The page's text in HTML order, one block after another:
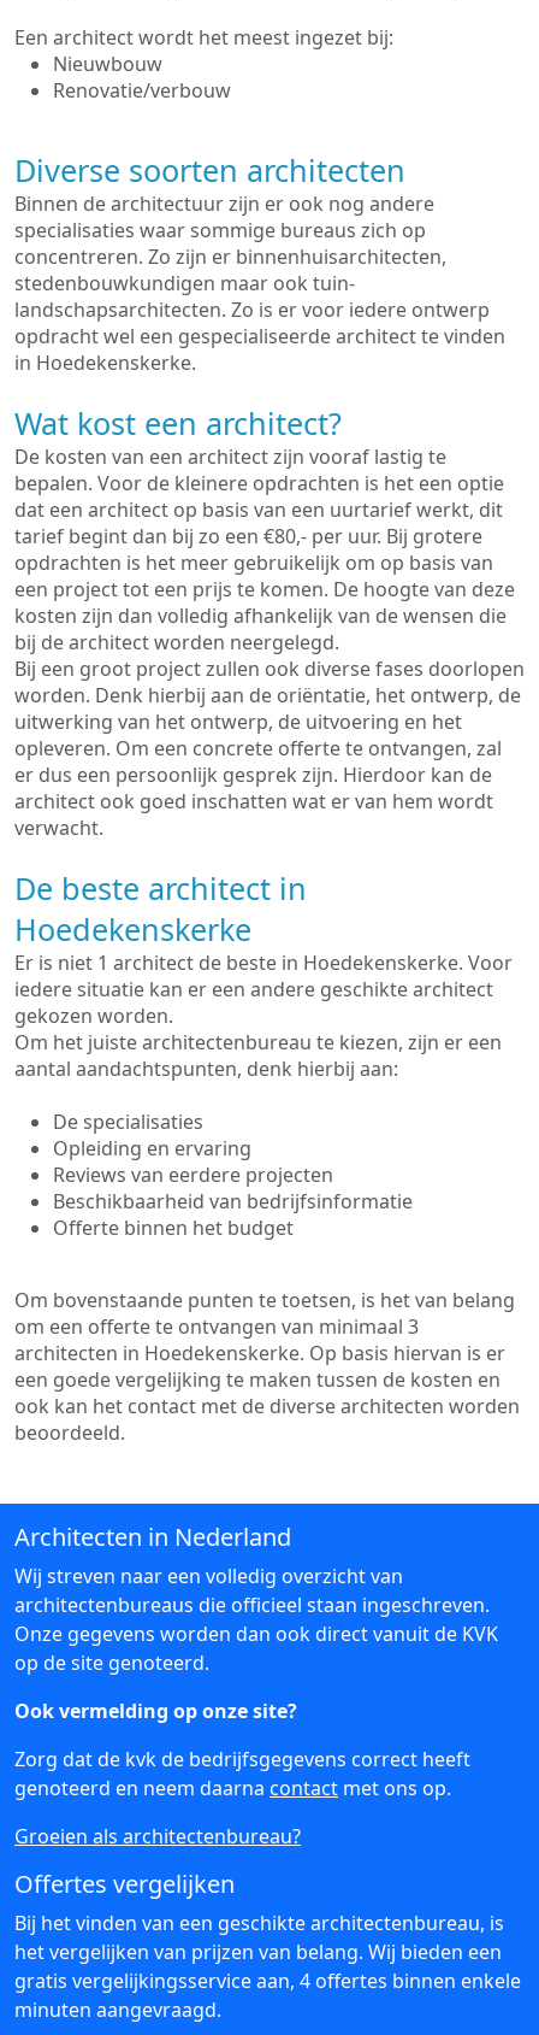
Een architect wordt het meest ingezet bij:
Nieuwbouw
Renovatie/verbouw
Diverse soorten architecten
Binnen de architectuur zijn er ook nog andere
specialisaties waar sommige bureaus zich op
concentreren. Zo zijn er binnenhuisarchitecten,
stedenbouwkundigen maar ook tuin-
landschapsarchitecten. Zo is er voor iedere ontwerp
opdracht wel een gespecialiseerde architect te vinden
in Hoedekenskerke.
Wat kost een architect?
De kosten van een architect zijn vooraf lastig te
bepalen. Voor de kleinere opdrachten is het een optie
dat een architect op basis van een uurtarief werkt, dit
tarief begint dan bij zo een €80,- per uur. Bij grotere
opdrachten is het meer gebruikelijk om op basis van
een project tot een prijs te komen. De hoogte van deze
kosten zijn dan volledig afhankelijk van de wensen die
bij de architect worden neergelegd.
Bij een groot project zullen ook diverse fases doorlopen
worden. Denk hierbij aan de oriëntatie, het ontwerp, de
uitwerking van het ontwerp, de uitvoering en het
opleveren. Om een concrete offerte te ontvangen, zal
er dus een persoonlijk gesprek zijn. Hierdoor kan de
architect ook goed inschatten wat er van hem wordt
verwacht.
De beste architect in
Hoedekenskerke
Er is niet 1 architect de beste in Hoedekenskerke. Voor
iedere situatie kan er een andere geschikte architect
gekozen worden.
Om het juiste architectenbureau te kiezen, zijn er een
aantal aandachtspunten, denk hierbij aan:
De specialisaties
Opleiding en ervaring
Reviews van eerdere projecten
Beschikbaarheid van bedrijfsinformatie
Offerte binnen het budget
Om bovenstaande punten te toetsen, is het van belang
om een offerte te ontvangen van minimaal 3
architecten in Hoedekenskerke. Op basis hiervan is er
een goede vergelijking te maken tussen de kosten en
ook kan het contact met de diverse architecten worden
beoordeeld.
Architecten in Nederland
Wij streven naar een volledig overzicht van
architectenbureaus die officieel staan ingeschreven.
Onze gegevens worden dan ook direct vanuit de KVK
op de site genoteerd.
Ook vermelding op onze site?
Zorg dat de kvk de bedrijfsgegevens correct heeft
genoteerd en neem daarna contact met ons op.
Groeien als architectenbureau?
Offertes vergelijken
Bij het vinden van een geschikte architectenbureau, is
het vergelijken van prijzen van belang. Wij bieden een
gratis vergelijkingsservice aan, 4 offertes binnen enkele
minuten aangevraagd.